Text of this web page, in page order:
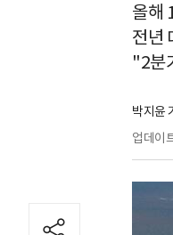
올해
전년
"2분
박지윤
업데이